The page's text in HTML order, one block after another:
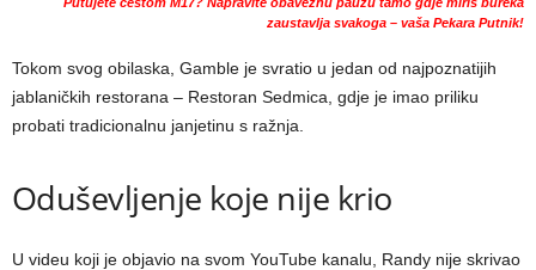
zaustavlja svakoga – vaša Pekara Putnik!
Tokom svog obilaska, Gamble je svratio u jedan od najpoznatijih
jablaničkih restorana – Restoran Sedmica, gdje je imao priliku
probati tradicionalnu janjetinu s ražnja.
Oduševljenje koje nije krio
U videu koji je objavio na svom YouTube kanalu, Randy nije skrivao